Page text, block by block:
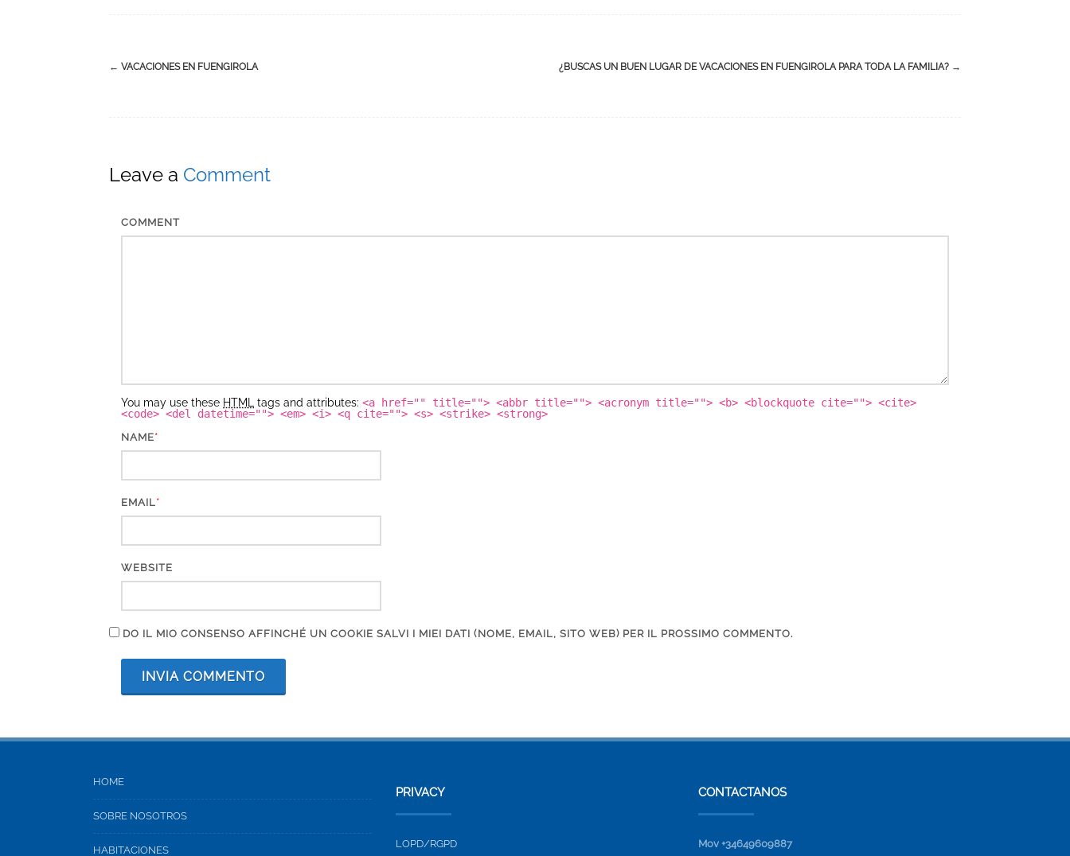
n
← VACACIONES EN FUENGIROLA ¿BUSCAS UN BUEN LUGAR DE VACACIONES EN FUENGIROLA PARA TODA LA FAMILIA? →
Leave a Comment
COMMENT
You may use these HTML tags and attributes: <a href="" title=""> <abbr title=""> <acronym title=""> <b> <blockquote cite=""> <cite>
<code> <del datetime=""> <em> <i> <q cite=""> <s> <strike> <strong>
NAME*
EMAIL*
WEBSITE
DO IL MIO CONSENSO AFFINCHÉ UN COOKIE SALVI I MIEI DATI (NOME, EMAIL, SITO WEB) PER IL PROSSIMO COMMENTO.
HOME
SOBRE NOSOTROS
HABITACIONES
PRIVACY
LOPD/RGPD
CONTACTANOS
Mov +34649609887